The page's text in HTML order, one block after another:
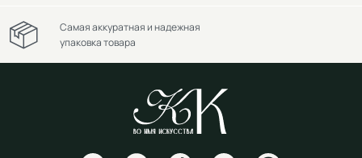
Самая аккуратная и надежная
упаковка товара